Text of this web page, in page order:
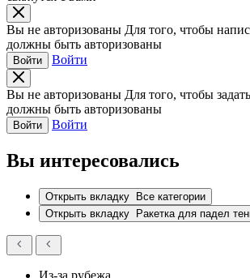
Вы не авторизованы Для того, чтобы
должны быть авторизованы
Войти Войти
Вы не авторизованы Для того, чтобы
должны быть авторизованы
Войти Войти
Вы интересовались
Открыть вкладку
Все категории
Открыть вкладку
Ракетка для падел
Из-за рубежа